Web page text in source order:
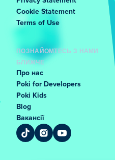
Cookie Statement
Terms of Use
ПОЗНАЙОМТЕСЬ З НАМИ
БЛИЖЧЕ
Про нас
Poki for Developers
Poki Kids
Blog
Вакансії